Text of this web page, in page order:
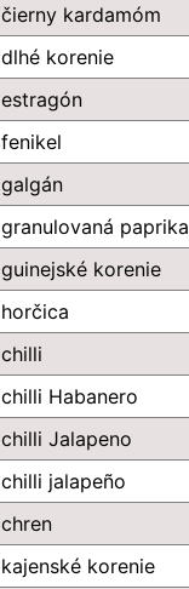
čierny kardamóm
dlhé korenie
estragón
fenikel
galgán
granulovaná paprika
guinejské korenie
horčica
chilli
chilli Habanero
chilli Jalapeno
chilli jalapeño
chren
kajenské korenie